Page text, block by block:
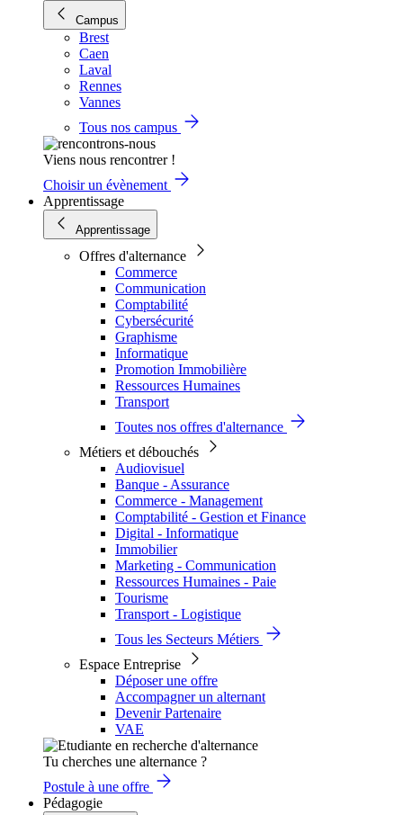
Campus
Brest
Caen
Laval
Rennes
Vannes
Tous nos campus
Viens nous rencontrer !
Choisir un évènement
Apprentissage
Apprentissage
Offres d'alternance
Commerce
Communication
Comptabilité
Cybersécurité
Graphisme
Informatique
Promotion Immobilière
Ressources Humaines
Transport
Toutes nos offres d'alternance
Métiers et débouchés
Audiovisuel
Banque - Assurance
Commerce - Management
Comptabilité - Gestion et Finance
Digital - Informatique
Immobilier
Marketing - Communication
Ressources Humaines - Paie
Tourisme
Transport - Logistique
Tous les Secteurs Métiers
Espace Entreprise
Déposer une offre
Accompagner un alternant
Devenir Partenaire
VAE
Tu cherches une alternance ?
Postule à une offre
Pédagogie